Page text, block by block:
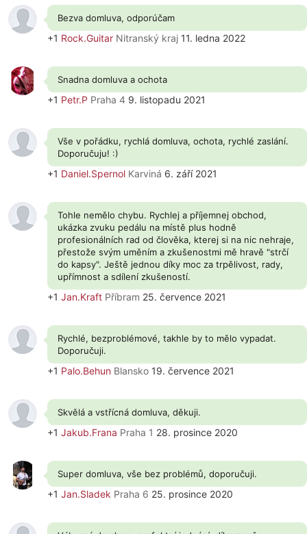
Bezva domluva, odporúčam
+1 Rock.Guitar Nitranský kraj 11. ledna 2022
Snadna domluva a ochota
+1 Petr.P Praha 4 9. listopadu 2021
Vše v pořádku, rychlá domluva, ochota, rychlé zaslání.
Doporučuju! :)
+1 Daniel.Spernol Karviná 6. září 2021
Tohle nemělo chybu. Rychlej a příjemnej obchod,
ukázka zvuku pedálu na místě plus hodně
profesionálních rad od člověka, kterej si na nic nehraje,
přestože svým uměním a zkušenostmi mě hravě "strčí
do kapsy". Ještě jednou díky moc za trpělivost, rady,
upřímnost a sdílení zkušeností.
+1 Jan.Kraft Příbram 25. července 2021
Rychlé, bezproblémové, takhle by to mělo vypadat.
Doporučuji.
+1 Palo.Behun Blansko 19. července 2021
Skvělá a vstřícná domluva, děkuji.
+1 Jakub.Frana Praha 1 28. prosince 2020
Super domluva, vše bez problémů, doporučuji.
+1 Jan.Sladek Praha 6 25. prosince 2020